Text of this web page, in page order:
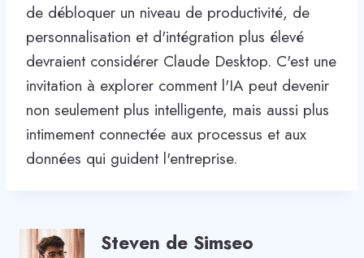
de débloquer un niveau de productivité, de
personnalisation et d'intégration plus élevé
devraient considérer Claude Desktop. C'est une
invitation à explorer comment l'IA peut devenir
non seulement plus intelligente, mais aussi plus
intimement connectée aux processus et aux
données qui guident l'entreprise.
Steven de Simseo